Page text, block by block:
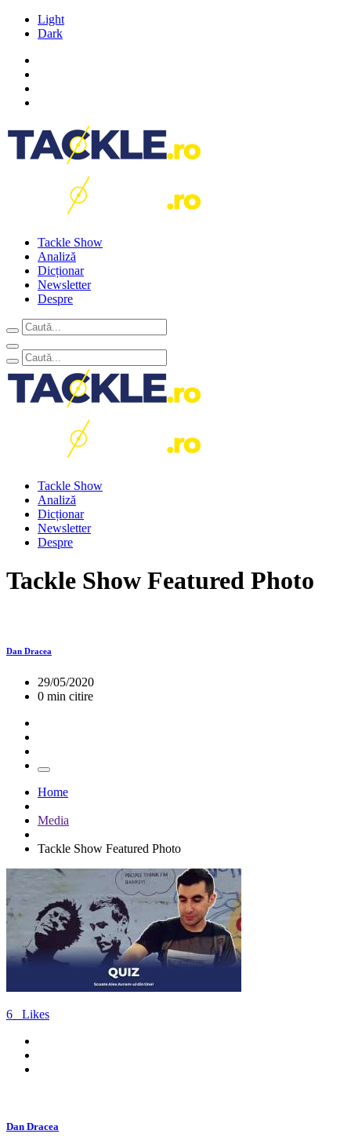
Light
Dark
Tackle Show
Analiză
Dicționar
Newsletter
Despre
Tackle Show
Analiză
Dicționar
Newsletter
Despre
Tackle Show Featured Photo
Dan Dracea
29/05/2020
0 min citire
Home
Media
Tackle Show Featured Photo
6 Likes
Dan Dracea